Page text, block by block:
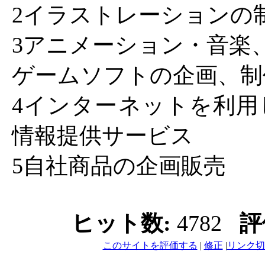
2イラストレーションの
3アニメーション・音楽
ゲームソフトの企画、
4インターネットを利
情報提供サービス
5自社商品の企画販売
ヒット数: 4782
このサイトを評価する | 修正 | リンク